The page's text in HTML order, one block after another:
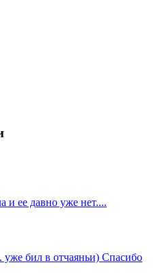
и ее давно уже нет....
уже бил в отчаяньи) Спасибо